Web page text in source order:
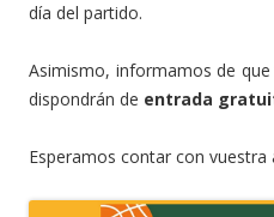
día del partido.
Asimismo, informamos de
dispondrán de entrada
Esperamos contar con vuestra